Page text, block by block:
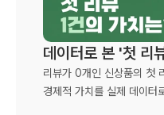
데이터로 본 '첫 리
리뷰가 0개인 신상품의 첫
경제적 가치를 실제 데이터